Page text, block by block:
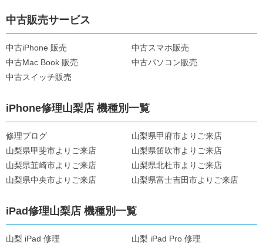
中古販売サービス
中古iPhone 販売
中古スマホ販売
中古Mac Book 販売
中古パソコン販売
中古スイッチ販売
iPhone修理山梨店 機種別一覧
修理ブログ
山梨県甲府市よりご来店
山梨県甲斐市よりご来店
山梨県笛吹市よりご来店
山梨県韮崎市よりご来店
山梨県北杜市よりご来店
山梨県中央市よりご来店
山梨県富士吉田市よりご来店
iPad修理山梨店 機種別一覧
山梨 iPad 修理
山梨 iPad Pro 修理